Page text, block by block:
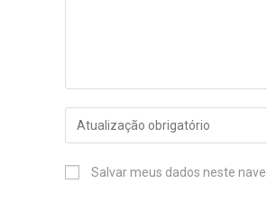
Salvar meus dados neste